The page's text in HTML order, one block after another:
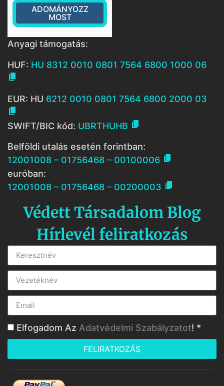
ADOMÁNYOZZ
MOST
Anyagi támogatás:
HUF: HU 8312 0010 0801 7564 6800 1000 06

EUR: HU 6212 0010 0801 7564 6800 2000 03

SWIFT/BIC kód: UBRTHUHB 
Belföldi utalás esetén forintban:
12001008 – 01756468 – 00100006 
euróban:
12001008 – 01756468 – 00200003 
Védett Társadalom Blog
Hírlevél feliratkozás
Elfogadom Az Adatvédelmi Szabályzatot! *
FELIRATKOZÁS